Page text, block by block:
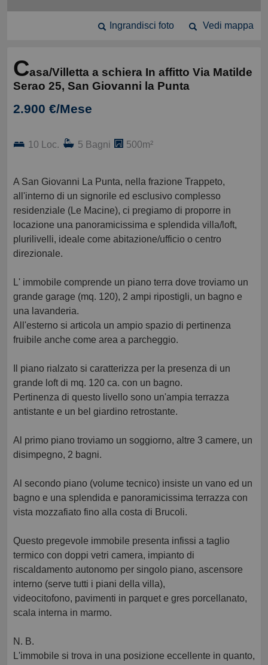
Vedi mappa
Ingrandisci foto
Casa/Villetta a schiera In affitto Via Matilde
Serao 25, San Giovanni la Punta
2.900 €/Mese
10 Loc. 5 Bagni 500m²
A San Giovanni La Punta, nella frazione Trappeto,
all'interno di un signorile ed esclusivo complesso
residenziale (Le Macine), ci pregiamo di proporre in
locazione una panoramicissima e splendida villa/loft,
plurilivelli, ideale come abitazione/ufficio o centro
direzionale.
L' immobile comprende un piano terra dove troviamo un
grande garage (mq. 120), 2 ampi ripostigli, un bagno e
una lavanderia.
All'esterno si articola un ampio spazio di pertinenza
fruibile anche come area a parcheggio.
Il piano rialzato si caratterizza per la presenza di un
grande loft di mq. 120 ca. con un bagno.
Pertinenza di questo livello sono un'ampia terrazza
antistante e un bel giardino retrostante.
Al primo piano troviamo un soggiorno, altre 3 camere, un
disimpegno, 2 bagni.
Al secondo piano (volume tecnico) insiste un vano ed un
bagno e una splendida e panoramicissima terrazza con
vista mozzafiato fino alla costa di Brucoli.
Questo pregevole immobile presenta infissi a taglio
termico con doppi vetri camera, impianto di
riscaldamento autonomo per singolo piano, ascensore
interno (serve tutti i piani della villa),
videocitofono, pavimenti in parquet e gres porcellanato,
scala interna in marmo.
N. B.
L'immobile si trova in una posizione eccellente in quanto,